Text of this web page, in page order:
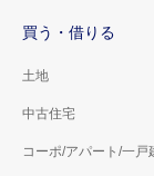
買う・借りる
土地
中古住宅
コーポ/アパート/一戸